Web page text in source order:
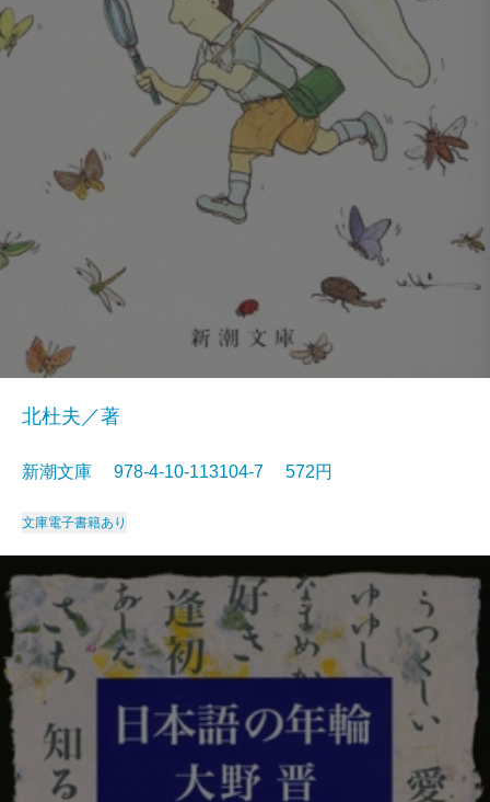
北杜夫／著
新潮文庫 978-4-10-113104-7 572円
文庫電子書籍あり